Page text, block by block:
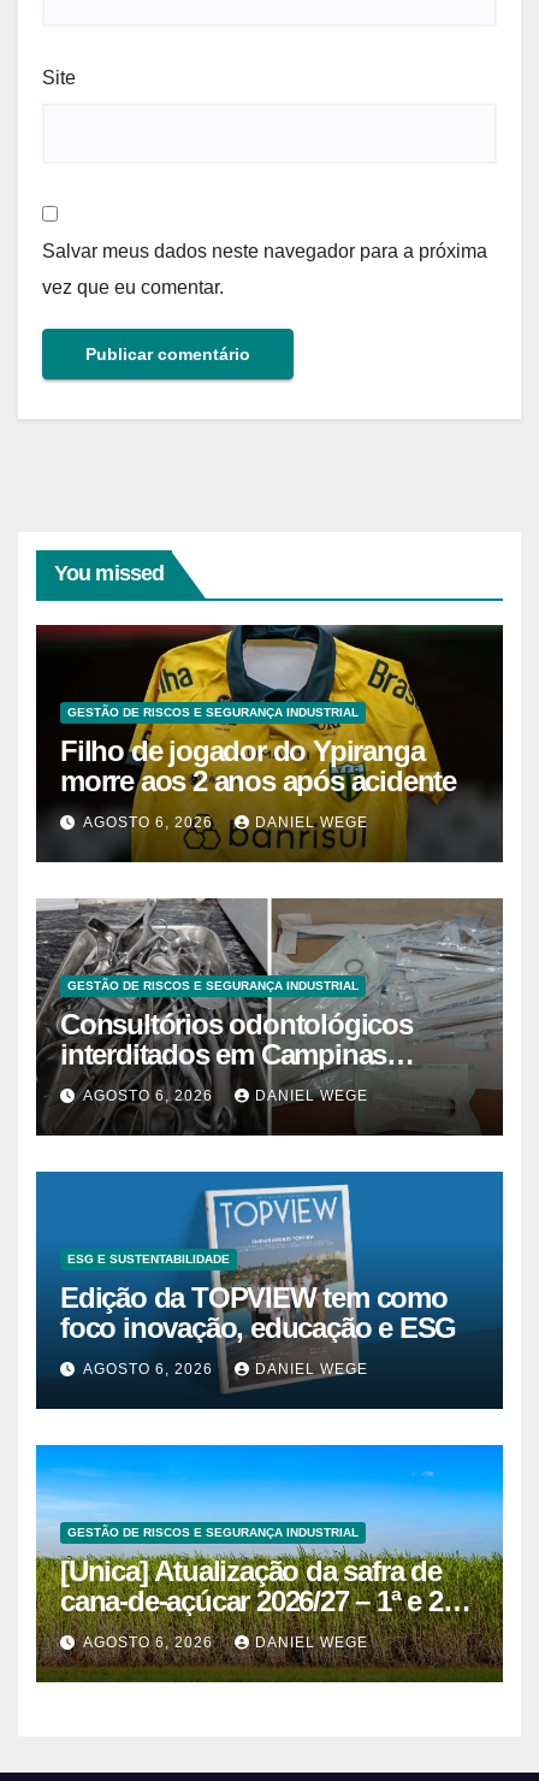
Site
Salvar meus dados neste navegador para a próxima
vez que eu comentar.
You missed
GESTÃO DE RISCOS E SEGURANÇA INDUSTRIAL
Filho de jogador do Ypiranga
morre aos 2 anos após acidente
AGOSTO 6, 2026 DANIEL WEGE
GESTÃO DE RISCOS E SEGURANÇA INDUSTRIAL
Consultórios odontológicos
interditados em Campinas
superam 2025
AGOSTO 6, 2026 DANIEL WEGE
ESG E SUSTENTABILIDADE
Edição da TOPVIEW tem como
foco inovação, educação e ESG
AGOSTO 6, 2026 DANIEL WEGE
GESTÃO DE RISCOS E SEGURANÇA INDUSTRIAL
[Unica] Atualização da safra de
cana-de-açúcar 2026/27 – 1ª e 2ª
quinzenas de junho
AGOSTO 6, 2026 DANIEL WEGE